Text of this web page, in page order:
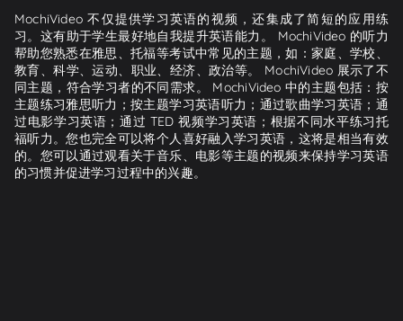
MochiVideo 不仅提供学习英语的视频，还集成了简短的应用练
习。这有助于学生最好地自我提升英语能力。 MochiVideo 的听力
帮助您熟悉在雅思、托福等考试中常见的主题，如：家庭、学校、
教育、科学、运动、职业、经济、政治等。 MochiVideo 展示了不
同主题，符合学习者的不同需求。 MochiVideo 中的主题包括：按
主题练习雅思听力；按主题学习英语听力；通过歌曲学习英语；通
过电影学习英语；通过 TED 视频学习英语；根据不同水平练习托
福听力。您也完全可以将个人喜好融入学习英语，这将是相当有效
的。您可以通过观看关于音乐、电影等主题的视频来保持学习英语
的习惯并促进学习过程中的兴趣。